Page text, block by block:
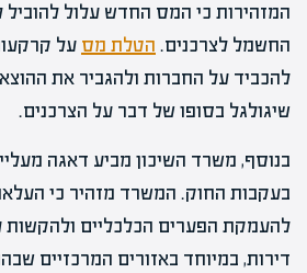
המזהירות כי המס החדש עלול להוביל
החשמל לצרכנים. הטלת מס על
להכביד על החברות ולהגביר את
שיגולגל בסופו של דבר על הצרכנים.
בנוסף, משרד השיכון מביע דאגה
בעקבות החוק. המשרד מזהיר כי
להעמקת הפערים הכלכליים ולהקשות
דירות, במיוחד באזורים המרכזיים